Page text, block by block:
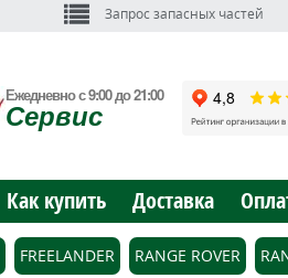
Запрос запасных частей
Ежедневно с 9:00 до 21:00
Сервис
Как купить Доставка
FREELANDER RANGE ROVER